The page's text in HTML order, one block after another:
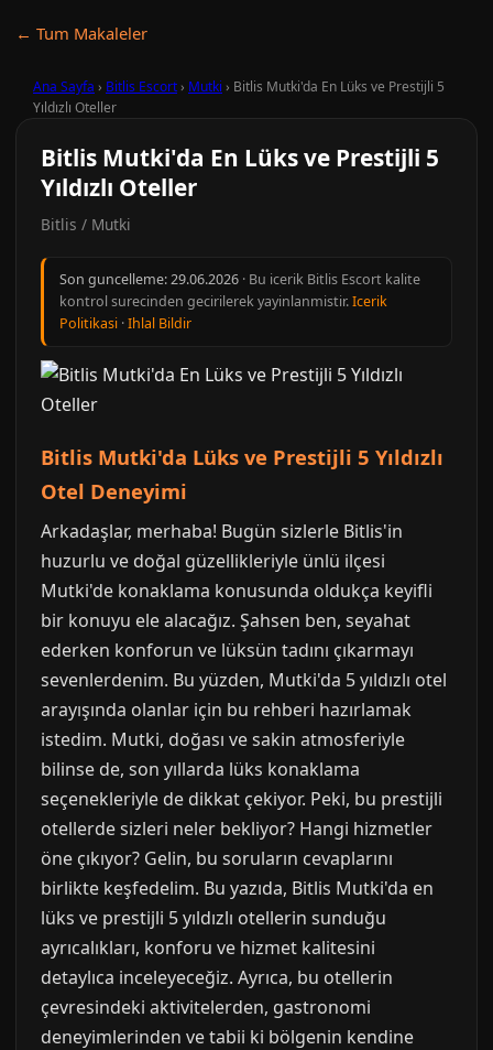
← Tum Makaleler
Ana Sayfa › Bitlis Escort› Mutki › Bitlis Mutki'da En Lüks ve Prestijli 5
Yıldızlı Oteller
Bitlis Mutki'da En Lüks ve Prestijli 5
Yıldızlı Oteller
Bitlis / Mutki
Son guncelleme:29.06.2026 · Bu icerik Bitlis Escort kalite
kontrol surecinden gecirilerek yayinlanmistir.Icerik
Politikasi ·Ihlal Bildir
Bitlis Mutki'da Lüks ve Prestijli 5 Yıldızlı
Otel Deneyimi
Arkadaşlar, merhaba! Bugün sizlerle Bitlis'in
huzurlu ve doğal güzellikleriyle ünlü ilçesi
Mutki'de konaklama konusunda oldukça keyifli
bir konuyu ele alacağız. Şahsen ben, seyahat
ederken konforun ve lüksün tadını çıkarmayı
sevenlerdenim. Bu yüzden, Mutki'da 5 yıldızlı otel
arayışında olanlar için bu rehberi hazırlamak
istedim. Mutki, doğası ve sakin atmosferiyle
bilinse de, son yıllarda lüks konaklama
seçenekleriyle de dikkat çekiyor. Peki, bu prestijli
otellerde sizleri neler bekliyor? Hangi hizmetler
öne çıkıyor? Gelin, bu soruların cevaplarını
birlikte keşfedelim. Bu yazıda, Bitlis Mutki'da en
lüks ve prestijli 5 yıldızlı otellerin sunduğu
ayrıcalıkları, konforu ve hizmet kalitesini
detaylıca inceleyeceğiz. Ayrıca, bu otellerin
çevresindeki aktivitelerden, gastronomi
deneyimlerinden ve tabii ki bölgenin kendine